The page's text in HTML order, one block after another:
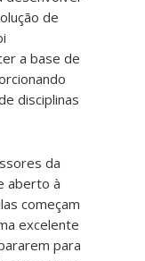
de
a base de
disciplinas
da
aberto à
começam
excelente
para